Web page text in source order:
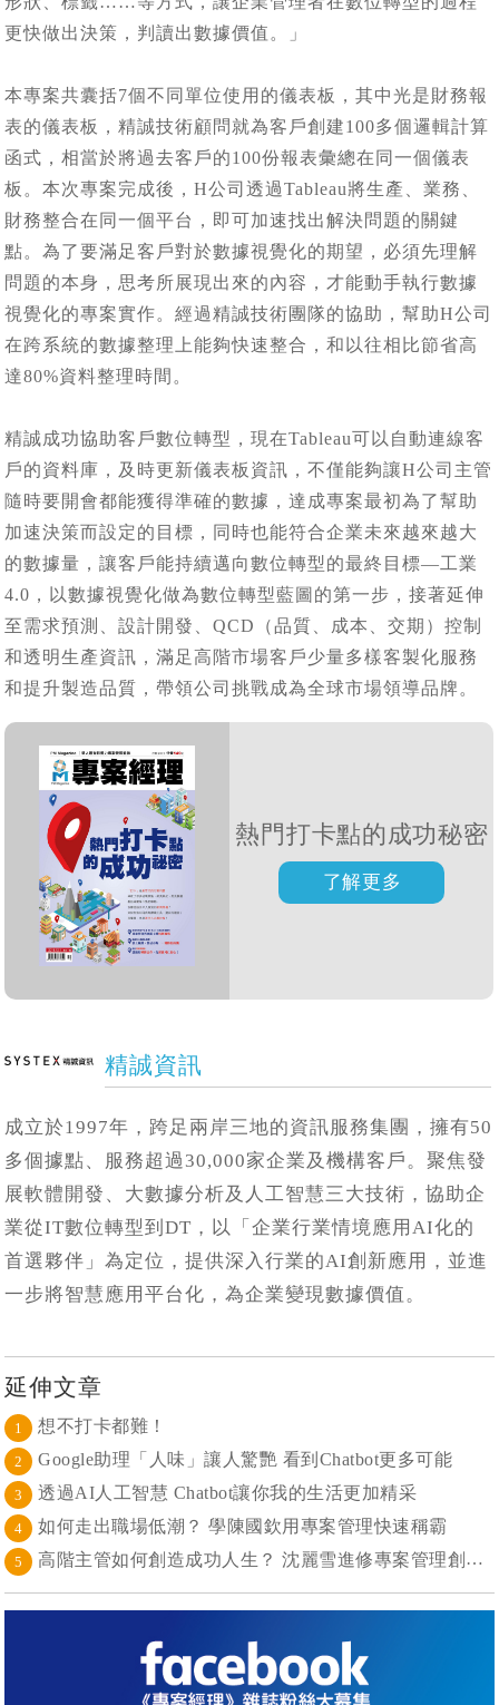
更快做出決策，判讀出數據價值。」
本專案共囊括7個不同單位使用的儀表板，其中光是財務報
表的儀表板，精誠技術顧問就為客戶創建100多個邏輯計算
函式，相當於將過去客戶的100份報表彙總在同一個儀表
板。本次專案完成後，H公司透過Tableau將生產、業務、
財務整合在同一個平台，即可加速找出解決問題的關鍵
點。為了要滿足客戶對於數據視覺化的期望，必須先理解
問題的本身，思考所展現出來的內容，才能動手執行數據
視覺化的專案實作。經過精誠技術團隊的協助，幫助H公司
在跨系統的數據整理上能夠快速整合，和以往相比節省高
達80%資料整理時間。
精誠成功協助客戶數位轉型，現在Tableau可以自動連線客
戶的資料庫，及時更新儀表板資訊，不僅能夠讓H公司主管
隨時要開會都能獲得準確的數據，達成專案最初為了幫助
加速決策而設定的目標，同時也能符合企業未來越來越大
的數據量，讓客戶能持續邁向數位轉型的最終目標—工業
4.0，以數據視覺化做為數位轉型藍圖的第一步，接著延伸
至需求預測、設計開發、QCD（品質、成本、交期）控制
和透明生產資訊，滿足高階市場客戶少量多樣客製化服務
和提升製造品質，帶領公司挑戰成為全球市場領導品牌。
熱門打卡點的成功秘密
精誠資訊
成立於1997年，跨足兩岸三地的資訊服務集團，擁有50
多個據點、服務超過30,000家企業及機構客戶。聚焦發
展軟體開發、大數據分析及人工智慧三大技術，協助企
業從IT數位轉型到DT，以「企業行業情境應用AI化的
首選夥伴」為定位，提供深入行業的AI創新應用，並進
一步將智慧應用平台化，為企業變現數據價值。
延伸文章
1 想不打卡都難！
2 Google助理「人味」讓人驚艷 看到Chatbot更多可能
3 透過AI人工智慧 Chatbot讓你我的生活更加精采
4 如何走出職場低潮？ 學陳國欽用專案管理快速稱霸
5 高階主管如何創造成功人生？ 沈麗雪進修專案管理創造加乘作用